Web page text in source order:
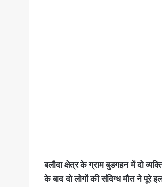
बलौदा क्षेत्र के ग्राम बुडगहन में दो
के बाद दो लोगों की संदिग्ध मौत ने